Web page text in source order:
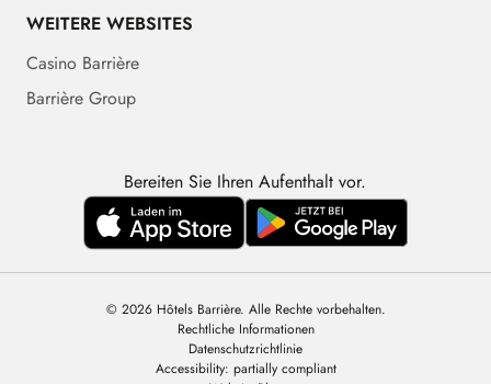
WEITERE WEBSITES
Casino Barrière
Barrière Group
Bereiten Sie Ihren Aufenthalt vor.
© 2026 Hôtels Barrière. Alle Rechte vorbehalten.
Rechtliche Informationen
Datenschutzrichtlinie
Accessibility: partially compliant